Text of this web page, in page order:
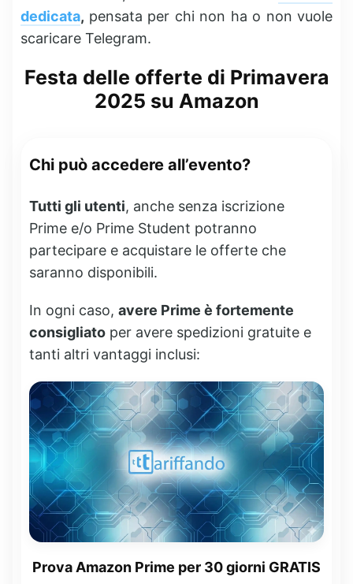
dedicata, pensata per chi non ha o non vuole
scaricare Telegram.
Festa delle offerte di Primavera
2025 su Amazon
Chi può accedere all’evento?
Tutti gli utenti, anche senza iscrizione
Prime e/o Prime Student potranno
partecipare e acquistare le offerte che
saranno disponibili.
In ogni caso, avere Prime è fortemente
consigliato per avere spedizioni gratuite e
tanti altri vantaggi inclusi:
Prova Amazon Prime per 30 giorni GRATIS